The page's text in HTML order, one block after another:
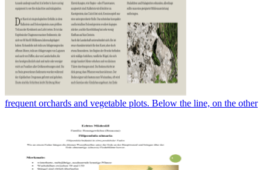
frequent orchards and vegetable plots. Below the line, on the other